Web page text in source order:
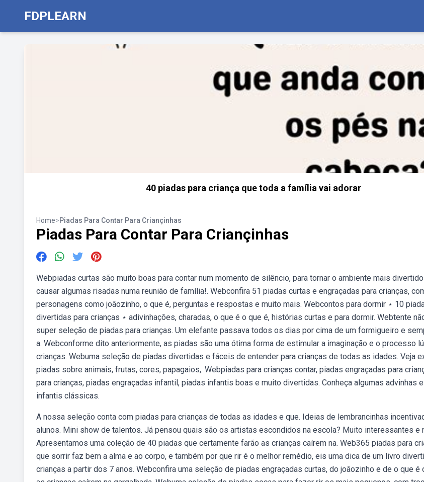
FDPLEARN
40 piadas para criança que toda a família vai adorar
Home>Piadas Para Contar Para Criançinhas
Piadas Para Contar Para Criançinhas
Webpiadas curtas são muito boas para contar num momento de silêncio, para tornar o ambiente mais
causar algumas risadas numa reunião de família!. Webconfira 51 piadas curtas e engraçadas para crianças,
personagens como joãozinho, o que é, perguntas e respostas e muito mais. Webcontos para dormir ⋆ 10
divertidas para crianças ⋆ adivinhações, charadas, o que é o que é, histórias curtas e para dormir. Webtente
super seleção de piadas para crianças. Um elefante passava todos os dias por cima de um formigueiro e
a. Webconforme dito anteriormente, as piadas são uma ótima forma de estimular a imaginação e o processo
crianças. Webuma seleção de piadas divertidas e fáceis de entender para crianças de todas as idades. Veja
piadas sobre animais, frutas, cores, papagaios,. Webpiadas para crianças contar, piadas engraçadas para
para crianças, piadas engraçadas infantil, piadas infantis boas e muito divertidas. Conheça algumas advinhas
infantis clássicas.
A nossa seleção conta com piadas para crianças de todas as idades e que. Ideias de lembrancinhas
alunos. Mini show de talentos. Já pensou quais são os artistas escondidos na escola? Muito interessantes e
Apresentamos uma coleção de 40 piadas que certamente farão as crianças caírem na. Web365 piadas para
que sorrir faz bem a alma e ao corpo, e também por que rir é o melhor remédio, eis uma dica de um livro
crianças a partir dos 7 anos. Webconfira uma seleção de piadas engraçadas curtas, do joãozinho e de o que é